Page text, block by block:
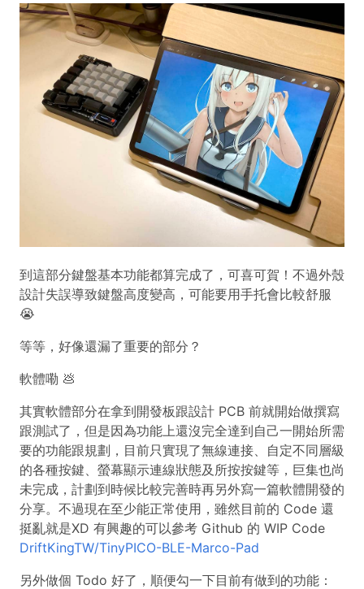
到這部分鍵盤基本功能都算完成了，可喜可賀！不過外殼
設計失誤導致鍵盤高度變高，可能要用手托會比較舒服
😭
等等，好像還漏了重要的部分？
軟體嘞 💩
其實軟體部分在拿到開發板跟設計 PCB 前就開始做撰寫
跟測試了，但是因為功能上還沒完全達到自己一開始所需
要的功能跟規劃，目前只實現了無線連接、自定不同層級
的各種按鍵、螢幕顯示連線狀態及所按按鍵等，巨集也尚
未完成，計劃到時候比較完善時再另外寫一篇軟體開發的
分享。不過現在至少能正常使用，雖然目前的 Code 還
挺亂就是XD 有興趣的可以參考 Github 的 WIP Code
DriftKingTW/TinyPICO-BLE-Marco-Pad
另外做個 Todo 好了，順便勾一下目前有做到的功能：